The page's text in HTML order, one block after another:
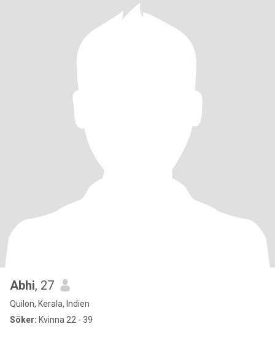
Abhi, 27
Quilon, Kerala, Indien
Söker: Kvinna 22 - 39